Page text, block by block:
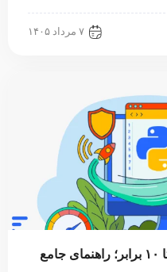
۷ مرداد ۱۴۰۵
آموزش افزایش سرعت پایتون تا ۱۰ برابر؛ راهنمای جامع